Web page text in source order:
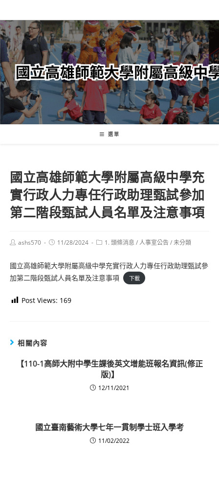
轉
至
主
內
容
選單
國立高雄師範大學附屬高級中學充
實行政人力專任行政助理甄試參加
第二階段甄試人員名單及注意事項
Postashs570
Post11/28/2024
Post1. 頭條消息 /人事室公告/未分類
國立高雄師範大學附屬高級中學充實行政人力專任行政助理甄試參
加第二階段甄試人員名單及注意事項
下載
Post Views: 169
相關內容
【110-1高師大附中學生課後英文增能班報名資訊(修正
版)】
12/11/2021
國立臺南藝術大學七年一貫制學士班入學考
11/02/2022